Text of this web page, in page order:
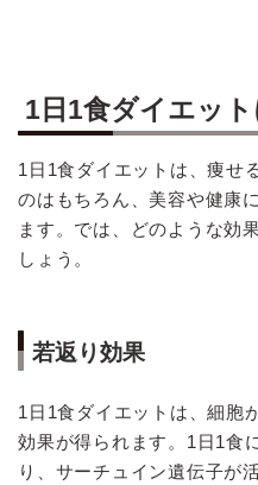
1日1食ダイエッ
1日1食ダイエットは、痩せ
のはもちろん、美容や健康
ます。では、どのような効
しょう。
若返り効果
1日1食ダイエットは、細胞
効果が得られます。1日1食
り、サーチュイン遺伝子が